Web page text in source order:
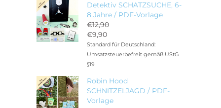
Detektiv SCHATZSUCHE, 6-
8 Jahre / PDF-Vorlage
€12,90
Ursprünglicher
Preis
war:
€12,90
€9,90
Aktueller
Preis
ist:
Standard für Deutschland:
Umsatzsteuerbefreit gemäß UStG
§19
Robin Hood
SCHNITZELJAGD / PDF-
Vorlage